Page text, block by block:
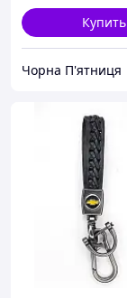
Купить
Чорна П'ятниця